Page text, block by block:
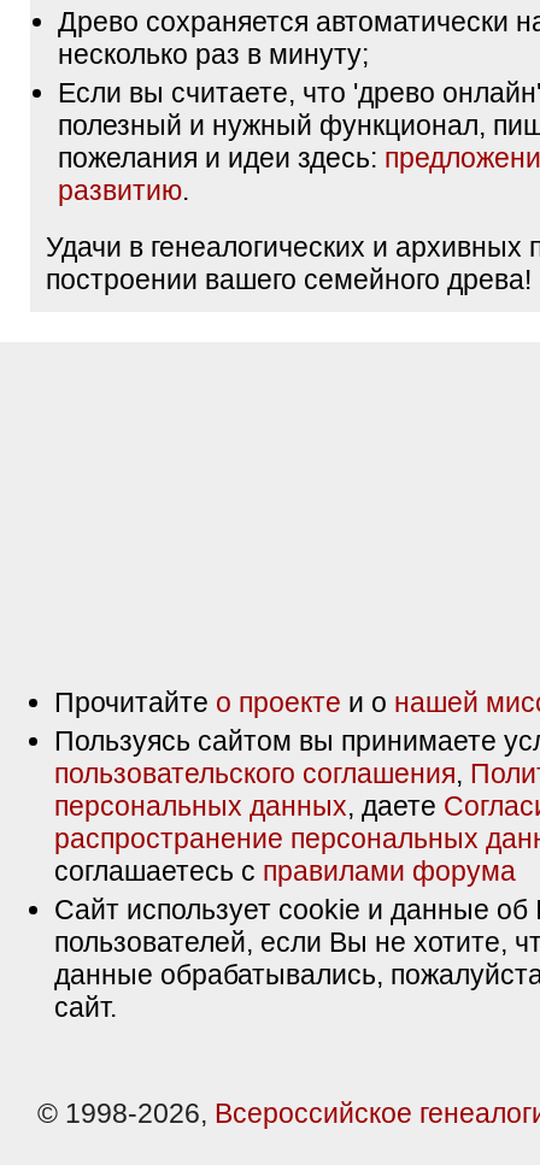
Древо сохраняется автоматически
несколько раз в минуту;
Если вы считаете, что 'древо
полезный и нужный функционал,
пожелания и идеи здесь:
развитию.
Удачи в генеалогических и архивных
построении вашего семейного древа!
Прочитайте о проекте и о нашей
Пользуясь сайтом вы принимаете
пользовательского соглашения,
персональных данных, даете
распространение персональных
соглашаетесь с правилами форума
Сайт использует cookie и данные об
пользователей, если Вы не хотите,
данные обрабатывались,
сайт.
© 1998-2026, Всероссийское